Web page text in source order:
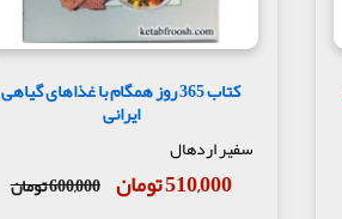
کتاب 365 روز همگام با غذاهای گیاهی
ایرانی
سفیر اردهال
510,000 تومان 600,000 تومان